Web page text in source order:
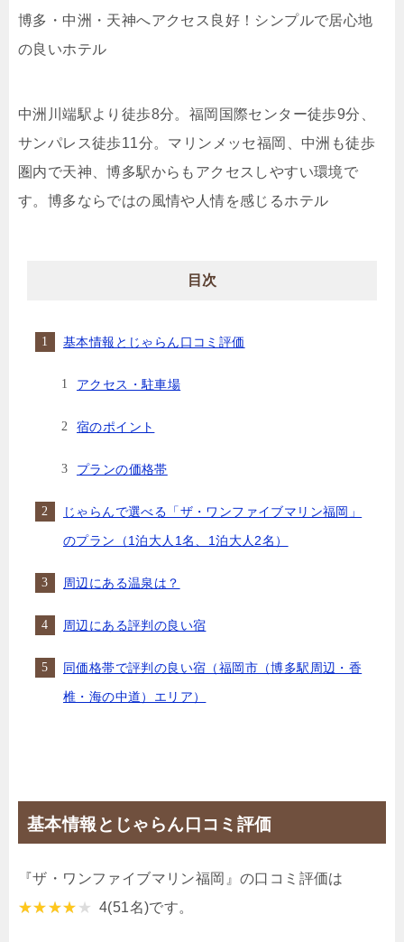
博多・中洲・天神へアクセス良好！シンプルで居心地
の良いホテル
中洲川端駅より徒歩8分。福岡国際センター徒歩9分、
サンパレス徒歩11分。マリンメッセ福岡、中洲も徒歩
圏内で天神、博多駅からもアクセスしやすい環境で
す。博多ならではの風情や人情を感じるホテル
目次
基本情報とじゃらん口コミ評価
アクセス・駐車場
宿のポイント
プランの価格帯
じゃらんで選べる「ザ・ワンファイブマリン福岡」
のプラン（1泊大人1名、1泊大人2名）
周辺にある温泉は？
周辺にある評判の良い宿
同価格帯で評判の良い宿（福岡市（博多駅周辺・香
椎・海の中道）エリア）
基本情報とじゃらん口コミ評価
『ザ・ワンファイブマリン福岡』の口コミ評価は
4(51名)です。